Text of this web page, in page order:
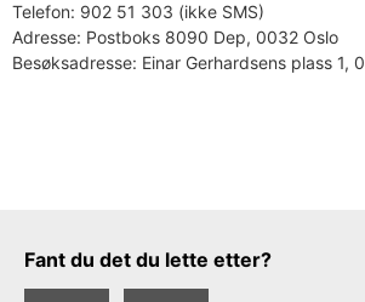
Telefon: 902 51 303 (ikke SMS)
Adresse: Postboks 8090 Dep, 0032 Oslo
Besøksadresse: Einar Gerhardsens plass 1,
Tilbakemeldingsskjema
Fant du det du lette etter?